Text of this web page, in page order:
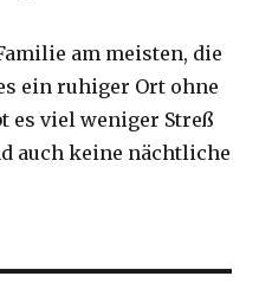
am meisten, die
ein ruhiger Ort ohne
es viel weniger Streß
auch keine nächtliche